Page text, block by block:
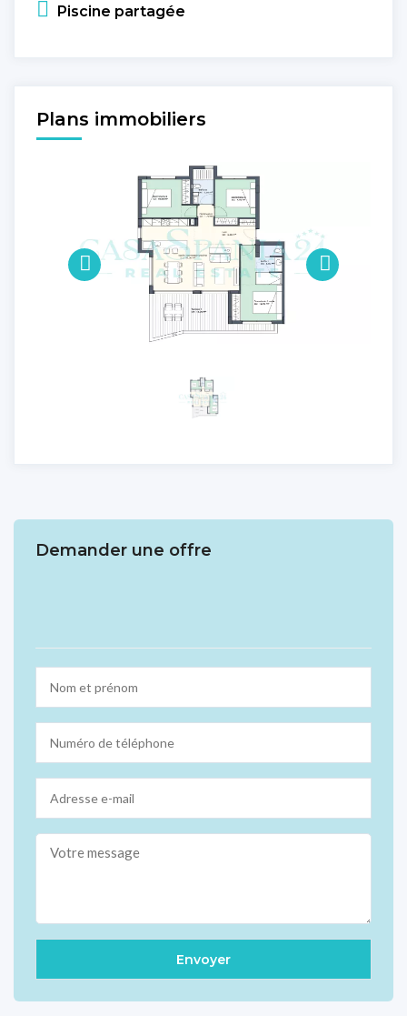
Piscine partagée
Plans immobiliers
Demander une offre